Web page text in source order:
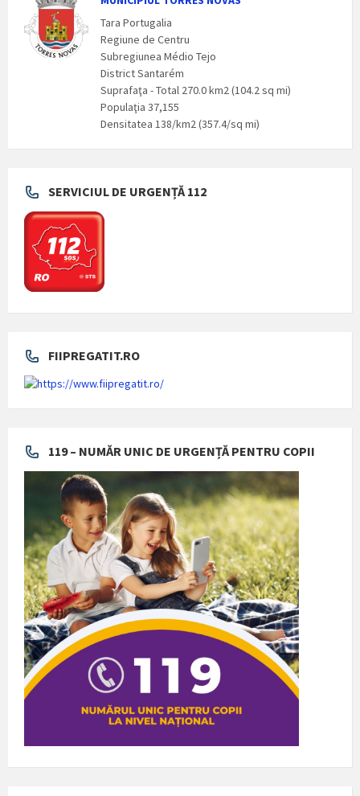
Tara Portugalia
Regiune de Centru
Subregiunea Médio Tejo
District Santarém
Suprafaţa - Total 270.0 km2 (104.2 sq mi)
Populaţia 37,155
Densitatea 138/km2 (357.4/sq mi)
SERVICIUL DE URGENȚĂ 112
FIIPREGATIT.RO
119 – NUMĂR UNIC DE URGENȚĂ PENTRU COPII